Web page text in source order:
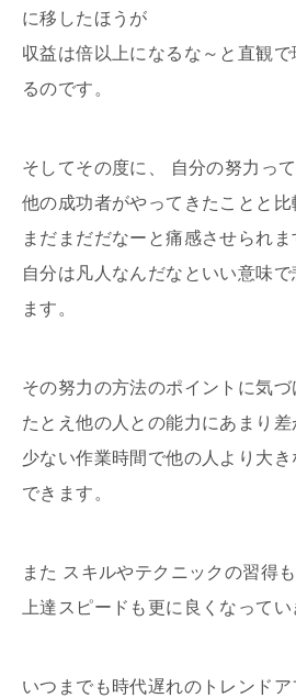
に移したほうが
収益は倍以上になるな～と直観
るのです。
そしてその度に、 自分の努力って
他の成功者がやってきたことと比
まだまだだなーと痛感させられま
自分は凡人なんだなといい意味
ます。
その努力の方法のポイントに気
たとえ他の人との能力にあまり
少ない作業時間で他の人より大
できます。
また スキルやテクニックの習得も
上達スピードも更に良くなってい
いつまでも時代遅れのトレンド